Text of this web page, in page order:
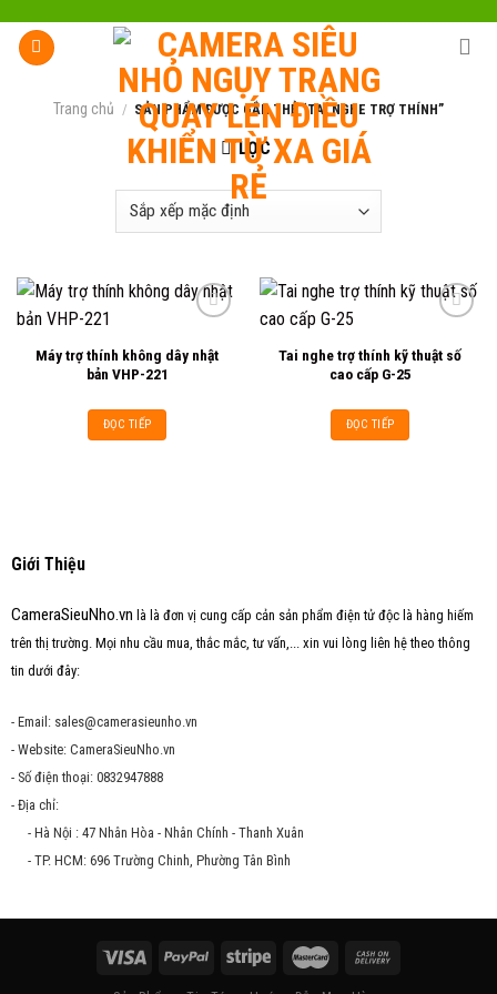
content
Trang chủ / SẢN PHẨM ĐƯỢC GẮN THẺ “TAI NGHE TRỢ THÍNH”
LỌC
Máy trợ thính không dây nhật
bản VHP-221
ĐỌC TIẾP
Tai nghe trợ thính kỹ thuật số
cao cấp G-25
ĐỌC TIẾP
Giới Thiệu
CameraSieuNho.vn là là đơn vị cung cấp cản sản phẩm điện tử độc là hàng hiếm
trên thị trường. Mọi nhu cầu mua, thắc mắc, tư vấn,... xin vui lòng liên hệ theo thông
tin dưới đây:
- Email: sales@camerasieunho.vn
- Website: CameraSieuNho.vn
- Số điện thoại: 0832947888
- Địa chỉ:
- Hà Nội : 47 Nhân Hòa - Nhân Chính - Thanh Xuân
- TP. HCM: 696 Trường Chinh, Phường Tân Bình